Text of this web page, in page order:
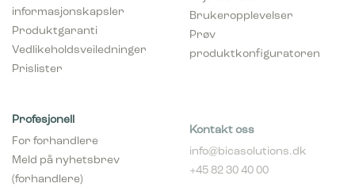
informasjonskapsler
Produktgaranti
Vedlikeholdsveiledninger
Prislister
Brukeropplevelser
Prøv
produktkonfiguratoren
Profesjonell
For forhandlere
Meld på nyhetsbrev
(forhandlere)
+45 82 30 40 00